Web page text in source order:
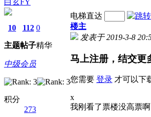
10
主题
112
帖子
0
精华
中级会员
积分
273
电梯直达
楼主
发表于 2019-3-8
马上注册，结交更
您需要 登录 才可以下
x
我刚看了票楼没高票